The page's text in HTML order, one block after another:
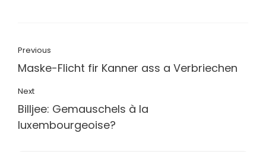
Previous
Maske-Flicht fir Kanner ass a Verbriechen
Next
Billjee: Gemauschels à la
luxembourgeoise?